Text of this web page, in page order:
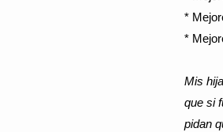
*
*
Mis
que si
pidan